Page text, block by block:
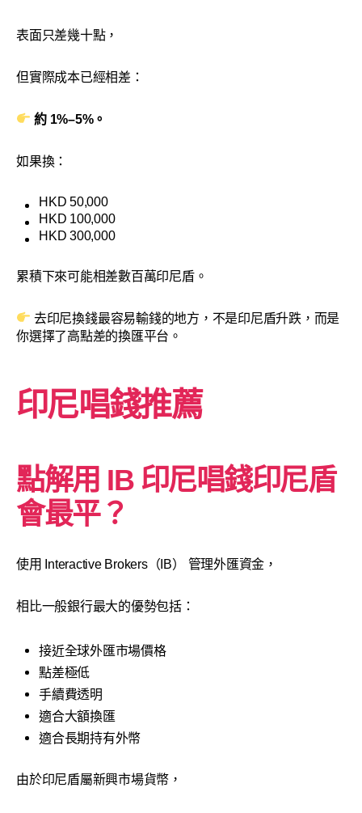
表面只差幾十點，
但實際成本已經相差：
約 1%–5%。
如果換：
HKD 50,000
HKD 100,000
HKD 300,000
累積下來可能相差數百萬印尼盾。
去印尼換錢最容易輸錢的地方，不是印尼盾升跌，而是
你選擇了高點差的換匯平台。
印尼唱錢推薦
點解用 IB 印尼唱錢印尼盾
會最平？
使用 Interactive Brokers（IB） 管理外匯資金，
相比一般銀行最大的優勢包括：
接近全球外匯市場價格
點差極低
手續費透明
適合大額換匯
適合長期持有外幣
由於印尼盾屬新興市場貨幣，